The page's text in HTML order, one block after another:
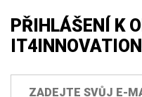
PŘIHLÁŠENÍ K